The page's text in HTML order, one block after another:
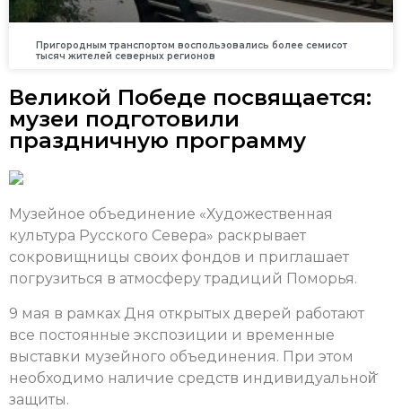
Пригородным транспортом воспользовались более семисот
тысяч жителей северных регионов
Великой Победе посвящается:
музеи подготовили
праздничную программу
Музейное объединение «Художественная
культура Русского Севера» раскрывает
сокровищницы своих фондов и приглашает
погрузиться в атмосферу традиций Поморья.
9 мая в рамках Дня открытых дверей работают
все постоянные экспозиции и временные
выставки музейного объединения. При этом
необходимо наличие средств индивидуальной̆
защиты.